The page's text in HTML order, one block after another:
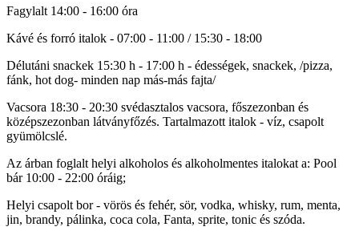
Fagylalt 14:00 - 16:00 óra
Kávé és forró italok - 07:00 - 11:00 / 15:30 - 18:00
Délutáni snackek 15:30 h - 17:00 h - édességek, snackek, /pizza,
fánk, hot dog- minden nap más-más fajta/
Vacsora 18:30 - 20:30 svédasztalos vacsora, főszezonban és
középszezonban látványfőzés. Tartalmazott italok - víz, csapolt
gyümölcslé.
Az árban foglalt helyi alkoholos és alkoholmentes italokat a: Pool
bár 10:00 - 22:00 óráig;
Helyi csapolt bor - vörös és fehér, sör, vodka, whisky, rum, menta,
jin, brandy, pálinka, coca cola, Fanta, sprite, tonic és szóda.